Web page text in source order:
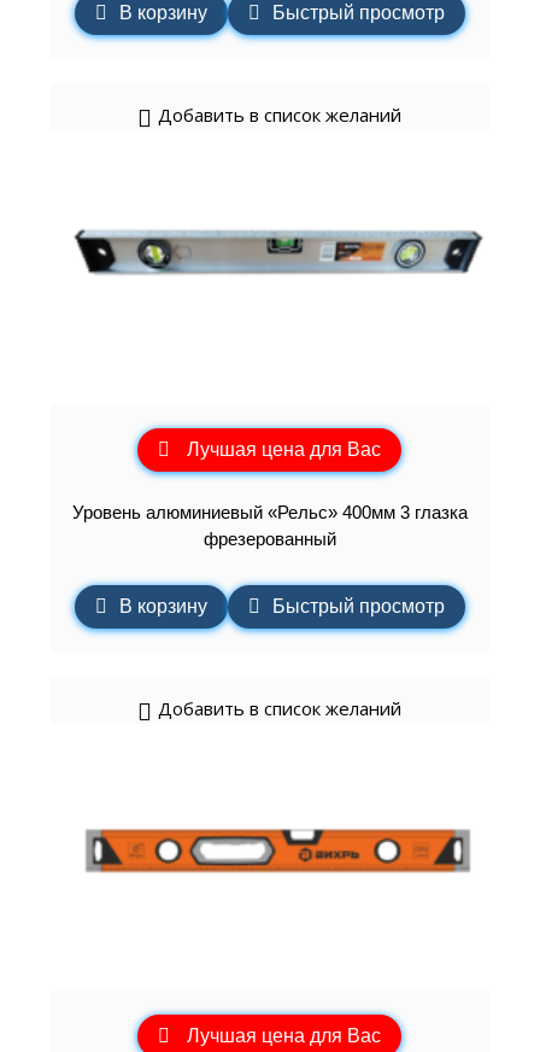
В корзину Быстрый просмотр
Добавить в список желаний
Лучшая цена для Вас
Уровень алюминиевый «Рельс» 400мм 3 глазка
фрезерованный
В корзину Быстрый просмотр
Добавить в список желаний
Лучшая цена для Вас